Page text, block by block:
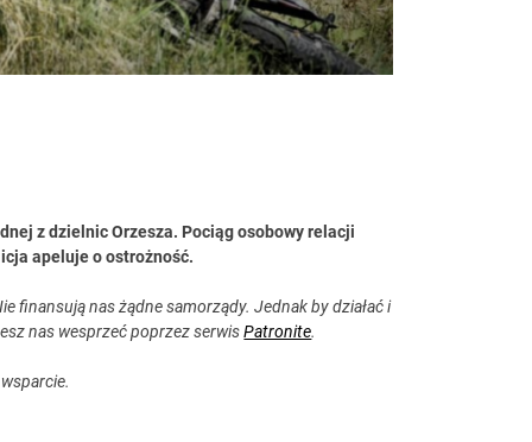
z dzielnic Orzesza. Pociąg osobowy relacji
apeluje o ostrożność.
finansują nas żądne samorządy. Jednak by działać i
nas wesprzeć poprzez serwisPatronite.